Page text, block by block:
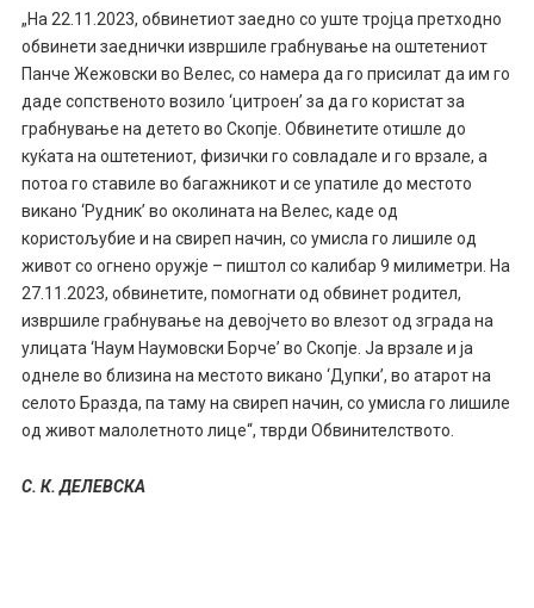
„На 22.11.2023, обвинетиот заедно со уште тројца претходно
обвинети заеднички извршиле грабнување на оштетениот
Панче Жежовски во Велес, со намера да го присилат да им го
даде сопственото возило ‘цитроен’ за да го користат за
грабнување на детето во Скопје. Обвинетите отишле до
куќата на оштетениот, физички го совладале и го врзале, а
потоа го ставиле во багажникот и се упатиле до местото
викано ‘Рудник’ во околината на Велес, каде од
користољубие и на свиреп начин, со умисла го лишиле од
живот со огнено оружје – пиштол со калибар 9 милиметри. На
27.11.2023, обвинетите, помогнати од обвинет родител,
извршиле грабнување на девојчето во влезот од зграда на
улицата ‘Наум Наумовски Борче’ во Скопје. Ја врзале и ја
однеле во близина на местото викано ‘Дупки’, во атарот на
селото Бразда, па таму на свиреп начин, со умисла го лишиле
од живот малолетното лице“, тврди Обвинителството.
С. К. ДЕЛЕВСКА